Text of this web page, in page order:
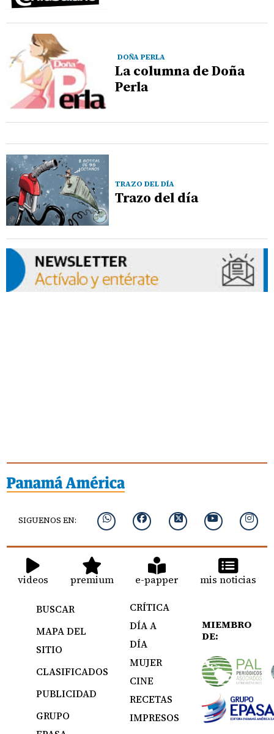
DOÑA PERLA
La columna de Doña
Perla
TRAZO DEL DÍA
Trazo del día
SIGUENOS EN:
videos premium e-papper mis noticias
BUSCAR
MAPA DEL
SITIO
CLASIFICADOS
PUBLICIDAD
GRUPO
CRÍTICA
DÍA A
DÍA
MUJER
CINE
RECETAS
IMPRESOS
MIEMBRO
DE: